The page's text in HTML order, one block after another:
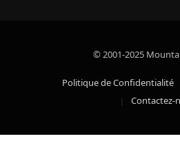
© 2001-2025
Politique de Confidentialité
Contactez-